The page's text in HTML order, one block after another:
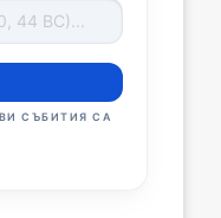
СЪБИТИЯ СА